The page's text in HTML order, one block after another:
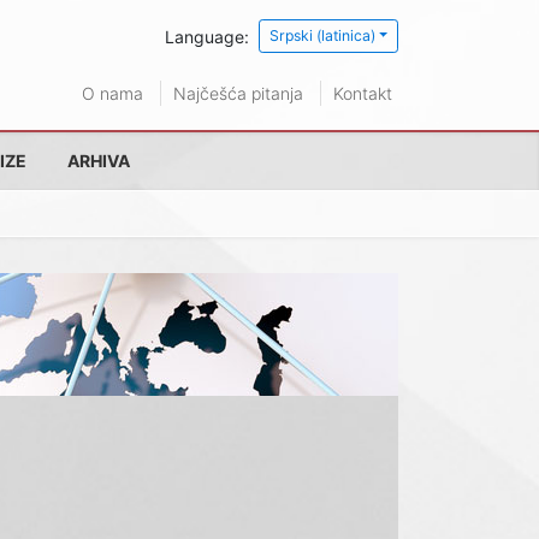
Language: Srpski (latinica)
O nama Najčešća pitanja Kontakt
ARHIVA